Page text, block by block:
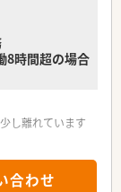
8時間超の場合
し離れています
合わせ